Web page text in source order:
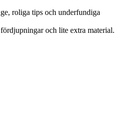
roliga tips och underfundiga
och lite extra material.